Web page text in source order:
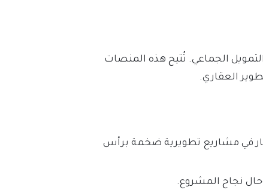
الجماعي. تُتيح هذه المنصات
العقاري.
في مشاريع تطويرية ضخمة برأس
نجاح المشروع.